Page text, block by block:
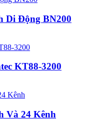
Di Động BN200
KT88-3200
Và 24 Kênh